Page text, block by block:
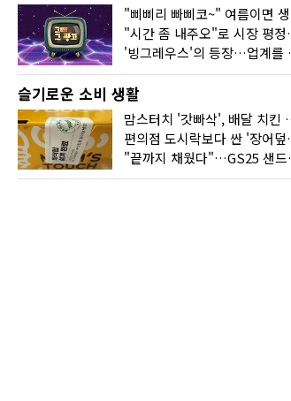
"시간 좀
'빙그레
슬기로운 소비 생활
맘스터치 '갓
편의점 도
"끝까지